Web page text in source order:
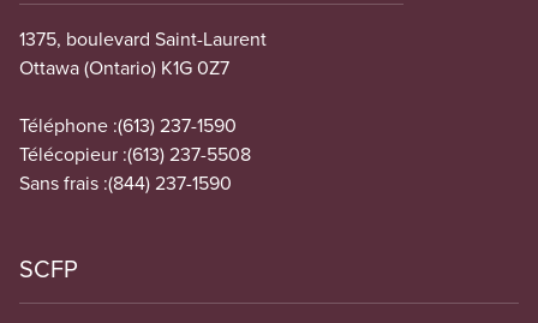
1375, boulevard Saint-Laurent
Ottawa (Ontario) K1G 0Z7
Téléphone :(613) 237-1590
Télécopieur :(613) 237-5508
Sans frais :(844) 237-1590
SCFP